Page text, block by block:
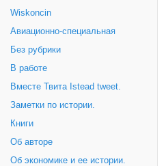
Wiskoncin
Авиационно-специальная
Без рубрики
В работе
Вместе Твита Istead tweet.
Заметки по истории.
Книги
Об авторе
Об экономике и ее истории.